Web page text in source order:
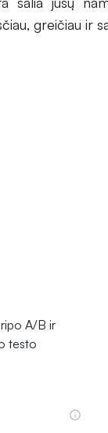
greičiau ir
A/B ir
testo